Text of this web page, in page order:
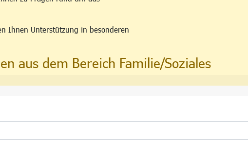
Ihnen Unterstützung in besonderen
aus dem Bereich Familie/Soziales